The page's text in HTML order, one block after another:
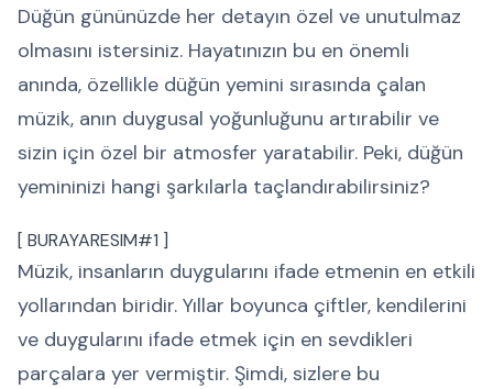
Düğün gününüzde her detayın özel ve unutulmaz
olmasını istersiniz. Hayatınızın bu en önemli
anında, özellikle düğün yemini sırasında çalan
müzik, anın duygusal yoğunluğunu artırabilir ve
sizin için özel bir atmosfer yaratabilir. Peki, düğün
yemininizi hangi şarkılarla taçlandırabilirsiniz?
[ BURAYARESIM#1 ]
Müzik, insanların duygularını ifade etmenin en etkili
yollarından biridir. Yıllar boyunca çiftler, kendilerini
ve duygularını ifade etmek için en sevdikleri
parçalara yer vermiştir. Şimdi, sizlere bu